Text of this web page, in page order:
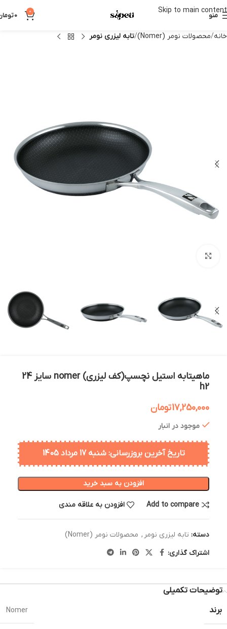
Skip to main content
منو 0
0
خانه محصولات نومر (Nomer) تابه لیزری نومر
ماهیتابه استیل نچسپ(کف لیزری) nomer سایز 24
h2
17,250,000تومان
موجود در انبار
تاریخ آخرین بروزرسانی: شنبه 17 مرداد 1405
افزودن به سبد خرید
Add to compare افزودن به علاقه مندی
دسته: تابه لیزری نومر , محصولات نومر (Nomer)
اشتراک گذاری:
توضیحات تکمیلی
برند
Nomer